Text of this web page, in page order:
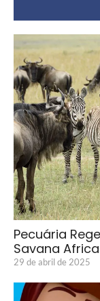
Pecuária
Savana
29 de abril de 2025